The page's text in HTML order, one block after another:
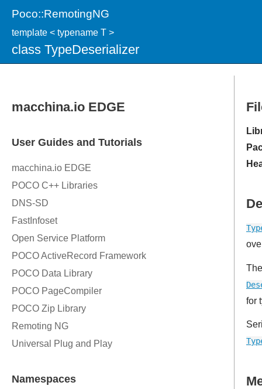
Poco::RemotingNG
template < typename T >
class TypeDeserializer
for